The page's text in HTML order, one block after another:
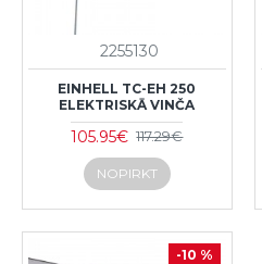
2255130
EINHELL TC-EH 250
ELEKTRISKĀ VINČA
105.95€ 117.29€
NOPIRKT
-10 %